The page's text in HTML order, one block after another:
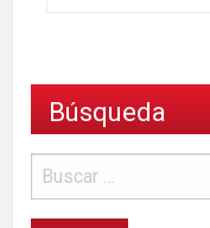
Búsqueda